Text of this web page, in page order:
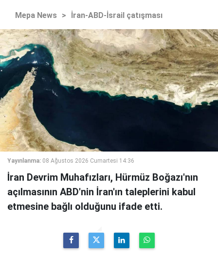
Mepa News > İran-ABD-İsrail çatışması
Yayınlanma: 08 Ağustos 2026 Cumartesi 14:36
İran Devrim Muhafızları, Hürmüz Boğazı'nın
açılmasının ABD'nin İran'ın taleplerini kabul
etmesine bağlı olduğunu ifade etti.